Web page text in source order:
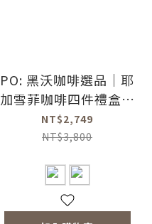
PO: 黑沃咖啡選品｜耶
加雪菲咖啡四件禮盒組
(手沖壺-共2色/咖啡磨
2.0/醇泡保溫杯-共2
NT$2,749
NT$3,800